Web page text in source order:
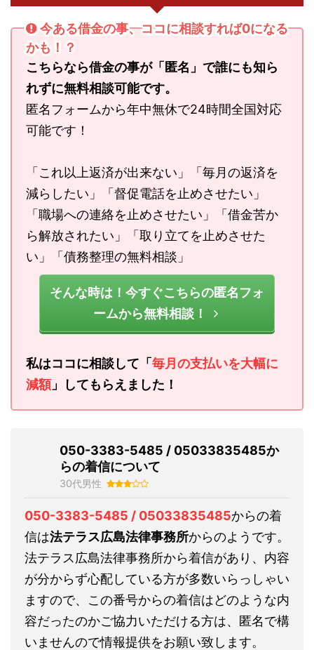
今ある借金の事、ココに相談すれば0になる
かも！？
こちらなら借金の事が「匿名」で誰にも知ら
れずに無料相談可能です。
匿名フォームから年中無休で24時間全国対応
可能です！
「これ以上返済が出来ない」「毎月の返済を
減らしたい」「督促電話を止めさせたい」
「職場への連絡を止めさせたい」「借金苦か
ら解放されたい」「取り立てを止めさせた
い」「債務整理の無料相談」
そんな時は！今すぐこちらの匿名フォ
ームから無料相談！
私はココに相談して「 毎月の支払いを大幅に
減額」してもらえました！
050-3383-5485 / 05033835485か
らの着信について
30代男性
050-3383-5485 / 05033835485からの着
信は法テラス広島法律事務所からのようです。
法テラス広島法律事務所から着信があり、内容
が分からず心配している方が多数いらっしゃい
ますので、この番号からの着信はどのような内
容だったのかご協力いただける方は、匿名で構
いませんので情報提供をお願い致します。